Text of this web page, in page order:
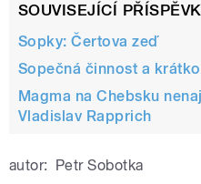
SOUVISEJÍCÍ
Sopky: Čertova zeď
Sopečná činnost a
Magma na Chebsku
Vladislav Rapprich
autor: Petr Sobotka